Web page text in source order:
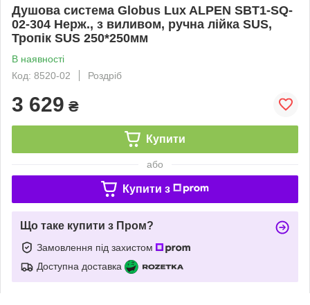
Душова система Globus Lux ALPEN SBT1-SQ-
02-304 Нерж., з виливом, ручна лійка SUS,
Тропік SUS 250*250мм
В наявності
Код: 8520-02
Роздріб
3 629 ₴
Купити
або
Купити з
Що таке купити з Пром?
Замовлення під захистом
Доступна доставка